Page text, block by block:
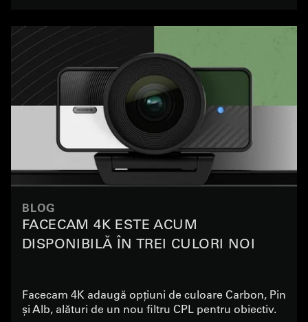
BLOG
FACECAM 4K ESTE ACUM
DISPONIBILĂ ÎN TREI CULORI NOI
Facecam 4K adaugă opțiuni de culoare Carbon, Pin
și Alb, alături de un nou filtru CPL pentru obiectiv.